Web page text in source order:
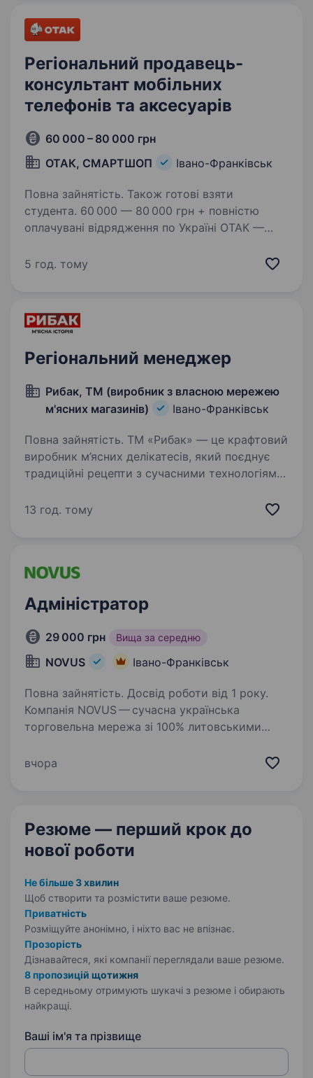
Регіональний продавець-
консультант мобільних
телефонів та аксесуарів
60 000 – 80 000 грн
ОТАК, СМАРТШОП
Івано-Франківськ
Повна зайнятість. Також готові взяти
студента. 60 000 — 80 000 грн + повністю
оплачувані відрядження по Україні ОТАК —
заробляти, подорожувати та будувати кар'єру
5 год. тому
Регіональний менеджер
Рибак, ТМ (виробник з власною мережею
м'ясних магазинів)
Івано-Франківськ
Повна зайнятість. ТМ «Рибак» — це крафтовий
виробник м’ясних делікатесів, який поєднує
традиційні рецепти з сучасними технологіями,
власна мережа магазинів дозволяє нам бути
13 год. тому
Адміністратор
29 000 грн Вища за середню
NOVUS Івано-Франківськ
Повна зайнятість. Досвід роботи від 1 року.
Компанія NOVUS — сучасна українська
торговельна мережа зі 100% литовськими
адміністратора Мрієш розвиватися у сфері
вчора
Резюме — перший крок до
нової роботи
Не більше 3 хвилин
Щоб створити та розмістити ваше резюме.
Приватність
Розміщуйте анонімно, і ніхто вас не впізнає.
Прозорість
Дізнавайтеся, які компанії переглядали ваше резюме.
8 пропозицій щотижня
В середньому отримують шукачі з резюме і обирають
найкращі.
Ваші ім'я та прізвище